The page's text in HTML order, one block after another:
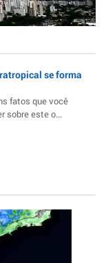
se forma
fatos que você
sobre este o...